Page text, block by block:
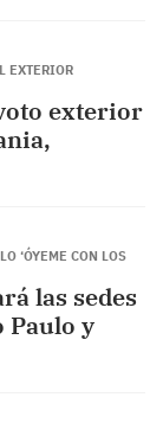
EXTERIOR
exterior
‘ÓYEME CON LOS
las sedes
Paulo y